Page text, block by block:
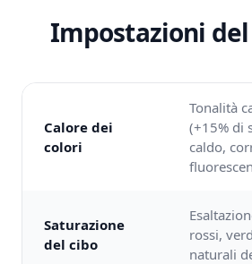
Impostazioni
Calore dei
colori
Tonalità
(+15% di
caldo,
Saturazione
del cibo
rossi,
naturali